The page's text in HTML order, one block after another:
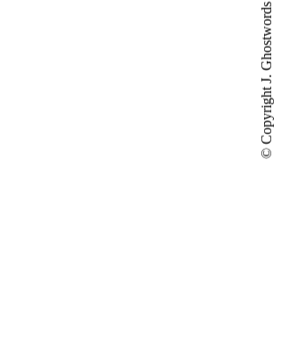
© Copyright J. Ghostwords